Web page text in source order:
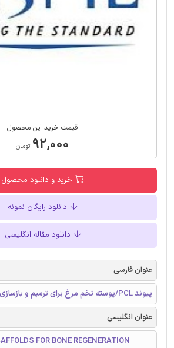
قیمت خرید این محصول
۹۲,۰۰۰ تومان
خرید و دانلود محصول
دانلود رایگان نمونه
دانلود مقاله انگلیسی
عنوان فارسی
پیوند PCL/پوسته تخم مرغ برای ترمیم و بازسازی استخوان
عنوان انگلیسی
FOR BONE REGENERATION